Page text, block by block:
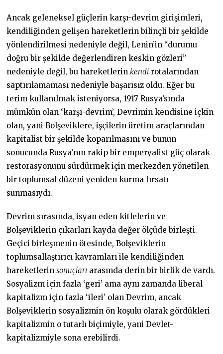
Ancak geleneksel güçlerin karşı-devrim girişimleri,
kendiliğinden gelişen hareketlerin bilinçli bir şekilde
yönlendirilmesi nedeniyle değil, Lenin’in “durumu
doğru bir şekilde değerlendiren keskin gözleri”
nedeniyle değil, bu hareketlerinkendi rotalarından
saptırılamaması nedeniyle başarısız oldu. Eğer bu
terim kullanılmak isteniyorsa, 1917 Rusya’sında
mümkün olan ‘karşı-devrim’, Devrimin kendisine içkin
olan, yani Bolşeviklere, işçilerin üretim araçlarından
kapitalist bir şekilde koparılmasını ve bunun
sonucunda Rusya’nın rakip bir emperyalist güç olarak
restorasyonunu sürdürmek için merkezden yönetilen
bir toplumsal düzeni yeniden kurma fırsatı
sunmasıydı.
Devrim sırasında, isyan eden kitlelerin ve
Bolşeviklerin çıkarları kayda değer ölçüde birleşti.
Geçici birleşmenin ötesinde, Bolşeviklerin
toplumsallaştırıcı kavramları ile kendiliğinden
hareketlerinsonuçları arasında derin bir birlik de vardı.
Sosyalizm için fazla ‘geri’ ama aynı zamanda liberal
kapitalizm için fazla ‘ileri’ olan Devrim, ancak
Bolşeviklerin sosyalizmin ön koşulu olarak gördükleri
kapitalizmin o tutarlı biçimiyle, yani Devlet-
kapitalizmiyle sona erebilirdi.